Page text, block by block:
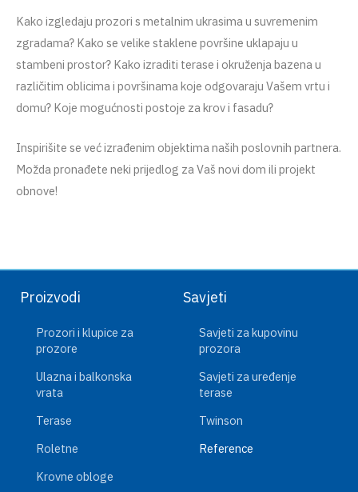
Kako izgledaju prozori s metalnim ukrasima u suvremenim
zgradama? Kako se velike staklene površine uklapaju u
stambeni prostor? Kako izraditi terase i okruženja bazena u
različitim oblicima i površinama koje odgovaraju Vašem vrtu i
domu? Koje mogućnosti postoje za krov i fasadu?
Inspirišite se već izrađenim objektima naših poslovnih partnera.
Možda pronađete neki prijedlog za Vaš novi dom ili projekt
obnove!
Proizvodi
Prozori i klupice za
prozore
Ulazna i balkonska
vrata
Terase
Roletne
Krovne obloge
Savjeti
Savjeti za kupovinu
prozora
Savjeti za uređenje
terase
Twinson
Reference